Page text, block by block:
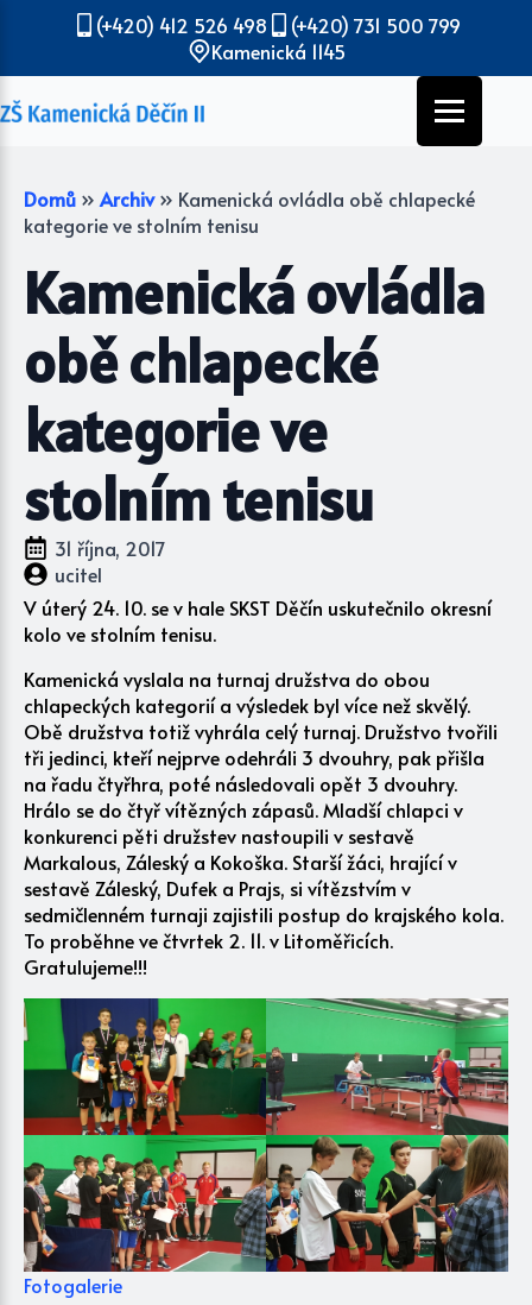
(+420) 412 526 498
(+420) 731 500 799
Kamenická 1145
Domů » Archiv » Kamenická ovládla obě chlapecké
kategorie ve stolním tenisu
Kamenická ovládla
obě chlapecké
kategorie ve
stolním tenisu
31 října, 2017
ucitel
V úterý 24. 10. se v hale SKST Děčín uskutečnilo okresní
kolo ve stolním tenisu.
Kamenická vyslala na turnaj družstva do obou
chlapeckých kategorií a výsledek byl více než skvělý.
Obě družstva totiž vyhrála celý turnaj. Družstvo tvořili
tři jedinci, kteří nejprve odehráli 3 dvouhry, pak přišla
na řadu čtyřhra, poté následovali opět 3 dvouhry.
Hrálo se do čtyř vítězných zápasů. Mladší chlapci v
konkurenci pěti družstev nastoupili v sestavě
Markalous, Záleský a Kokoška. Starší žáci, hrající v
sestavě Záleský, Dufek a Prajs, si vítězstvím v
sedmičlenném turnaji zajistili postup do krajského kola.
To proběhne ve čtvrtek 2. 11. v Litoměřicích.
Gratulujeme!!!
Fotogalerie